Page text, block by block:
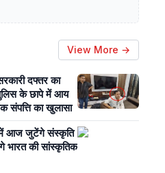
View More →
दफ्तर का
के छापे में आय
का खुलासा
आज जुटेंगे संस्कृति
भारत की सांस्कृतिक